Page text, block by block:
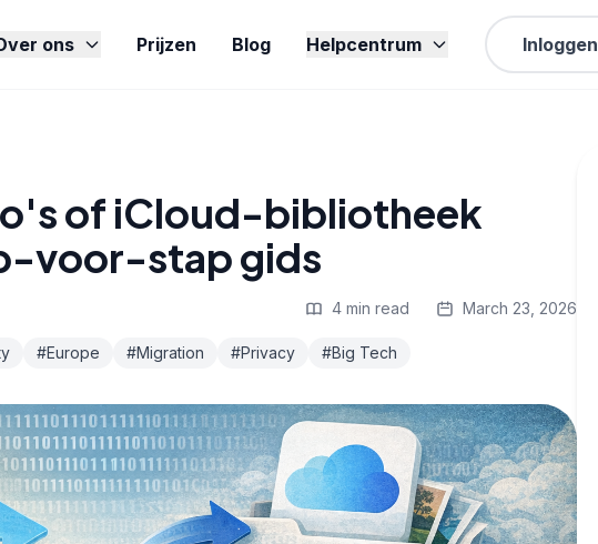
ons Prijzen Blog Helpcentrum Inloggen
of iCloud-bibliotheek
voor-stap gids
4 min read March 23, 2026
#Europe #Migration #Privacy #Big Tech